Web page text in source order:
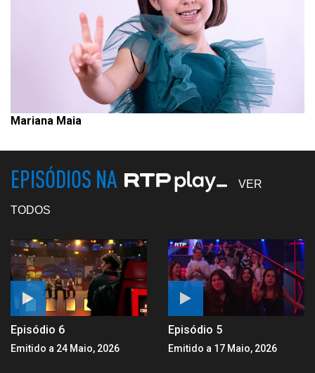
Mariana Maia
EPISÓDIOS NA VER
TODOS
Episódio 6
Emitido a 24 Maio, 2026
Episódio 5
Emitido a 17 Maio, 2026